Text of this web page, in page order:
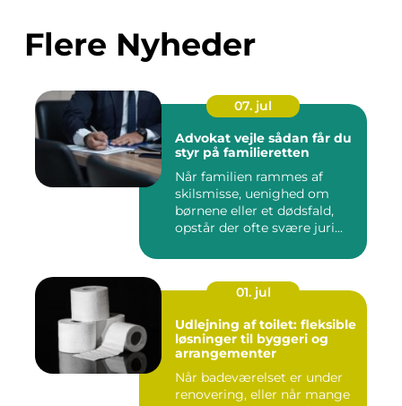
Flere Nyheder
07. jul
Advokat vejle sådan får du
styr på familieretten
Når familien rammes af
skilsmisse, uenighed om
børnene eller et dødsfald,
opstår der ofte svære juri...
01. jul
Udlejning af toilet: fleksible
løsninger til byggeri og
arrangementer
Når badeværelset er under
renovering, eller når mange